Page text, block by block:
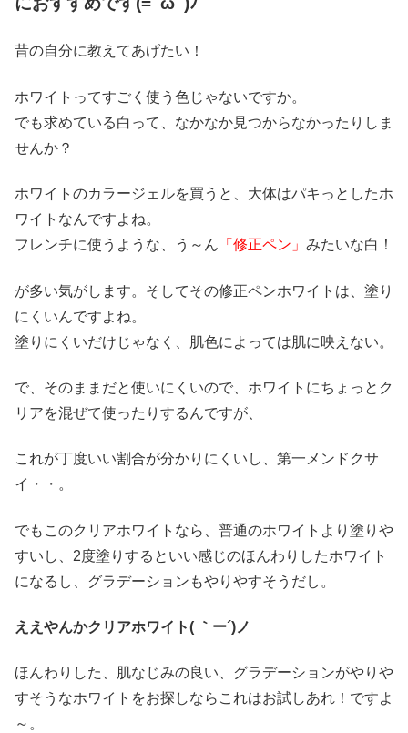
昔の自分に教えてあげたい！
ホワイトってすごく使う色じゃないですか。
でも求めている白って、なかなか見つからなかったりしま
せんか？
ホワイトのカラージェルを買うと、大体はパキっとしたホ
ワイトなんですよね。
フレンチに使うような、う～ん 「修正ペン」 みたいな白！
が多い気がします。そしてその修正ペンホワイトは、塗り
にくいんですよね。
塗りにくいだけじゃなく、肌色によっては肌に映えない。
で、そのままだと使いにくいので、ホワイトにちょっとク
リアを混ぜて使ったりするんですが、
これが丁度いい割合が分かりにくいし、第一メンドクサ
イ・・。
でもこのクリアホワイトなら、普通のホワイトより塗りや
すいし、2度塗りするといい感じのほんわりしたホワイト
になるし、グラデーションもやりやすそうだし。
ええやんかクリアホワイト( ｀ー´)ノ
ほんわりした、肌なじみの良い、グラデーションがやりや
すそうなホワイトをお探しならこれはお試しあれ！ですよ
～。